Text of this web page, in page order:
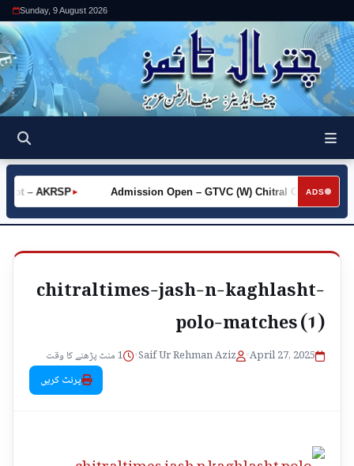
Sunday, 9 August 2026
ADS
►
– AKRSP ►
Admission Open – GTVC (W) Chitral City
chitraltimes-jash-n-kaghlasht-
polo-matches (1)
April 27, 2025
•
Saif Ur Rehman Aziz
•
1 منٹ پڑھنے کا وقت
پرنٹ کریں